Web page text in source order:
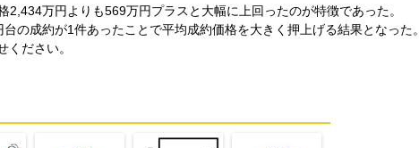
2,434万円よりも569万円プラスと大幅に上回ったのが特徴であった。
の成約が1件あったことで平均成約価格を大きく押上げる結果となった。
ださい。